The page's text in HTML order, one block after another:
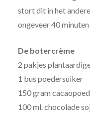
stort dit in het
ongeveer 40
De botercrème
2 pakjes
1 bus poedersuiker
150 gram
100 ml. chocolade